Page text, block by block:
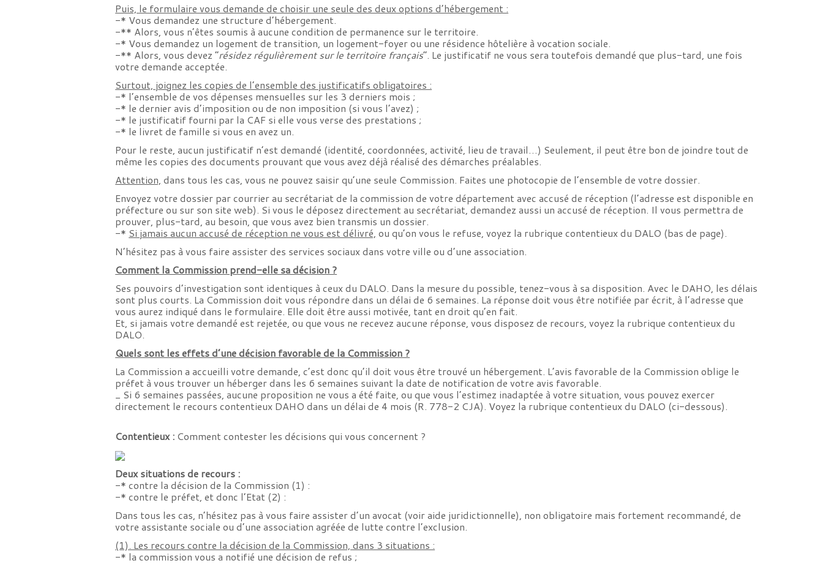
Puis, le formulaire vous demande de choisir une seule des deux options d’hébergement :
-* Vous demandez une structure d’hébergement.
-** Alors, vous n’êtes soumis à aucune condition de permanence sur le territoire.
-* Vous demandez un logement de transition, un logement-foyer ou une résidence hôtelière à vocation sociale.
-** Alors, vous devez “résidez régulièrement sur le territoire français“. Le justificatif ne vous sera toutefois demandé que plus-tard, une fois
votre demande acceptée.
Surtout, joignez les copies de l’ensemble des justificatifs obligatoires :
-* l’ensemble de vos dépenses mensuelles sur les 3 derniers mois ;
-* le dernier avis d’imposition ou de non imposition (si vous l’avez) ;
-* le justificatif fourni par la CAF si elle vous verse des prestations ;
-* le livret de famille si vous en avez un.
Pour le reste, aucun justificatif n’est demandé (identité, coordonnées, activité, lieu de travail…) Seulement, il peut être bon de joindre tout de
même les copies des documents prouvant que vous avez déjà réalisé des démarches préalables.
Attention, dans tous les cas, vous ne pouvez saisir qu’une seule Commission. Faites une photocopie de l’ensemble de votre dossier.
Envoyez votre dossier par courrier au secrétariat de la commission de votre département avec accusé de réception (l’adresse est disponible en
préfecture ou sur son site web). Si vous le déposez directement au secrétariat, demandez aussi un accusé de réception. Il vous permettra de
prouver, plus-tard, au besoin, que vous avez bien transmis un dossier.
-* Si jamais aucun accusé de réception ne vous est délivré, ou qu’on vous le refuse, voyez la rubrique contentieux du DALO (bas de page).
N’hésitez pas à vous faire assister des services sociaux dans votre ville ou d’une association.
Comment la Commission prend-elle sa décision ?
Ses pouvoirs d’investigation sont identiques à ceux du DALO. Dans la mesure du possible, tenez-vous à sa disposition. Avec le DAHO, les délais
sont plus courts. La Commission doit vous répondre dans un délai de 6 semaines. La réponse doit vous être notifiée par écrit, à l’adresse que
vous aurez indiqué dans le formulaire. Elle doit être aussi motivée, tant en droit qu’en fait.
Et, si jamais votre demandé est rejetée, ou que vous ne recevez aucune réponse, vous disposez de recours, voyez la rubrique contentieux du
DALO.
Quels sont les effets d’une décision favorable de la Commission ?
La Commission a accueilli votre demande, c’est donc qu’il doit vous être trouvé un hébergement. L’avis favorable de la Commission oblige le
préfet à vous trouver un héberger dans les 6 semaines suivant la date de notification de votre avis favorable.
_ Si 6 semaines passées, aucune proposition ne vous a été faite, ou que vous l’estimez inadaptée à votre situation, vous pouvez exercer
directement le recours contentieux DAHO dans un délai de 4 mois (R. 778-2 CJA). Voyez la rubrique contentieux du DALO (ci-dessous).
Contentieux : Comment contester les décisions qui vous concernent ?
Deux situations de recours :
-* contre la décision de la Commission (1) :
-* contre le préfet, et donc l’Etat (2) :
Dans tous les cas, n’hésitez pas à vous faire assister d’un avocat (voir aide juridictionnelle), non obligatoire mais fortement recommandé, de
votre assistante sociale ou d’une association agréée de lutte contre l’exclusion.
(1). Les recours contre la décision de la Commission, dans 3 situations :
-* la commission vous a notifié une décision de refus ;